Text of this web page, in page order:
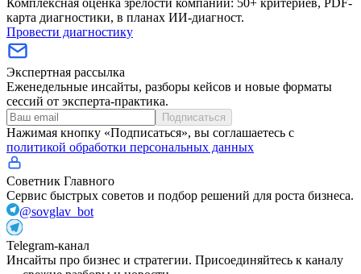
карта диагностики, в планах ИИ-диагност.
Провести диагностику
Экспертная рассылка
Еженедельные инсайты, разборы кейсов и новые форматы
сессий от эксперта-практика.
Подписаться
Нажимая кнопку «Подписаться», вы соглашаетесь с
политикой обработки персональных данных
Советник Главного
Сервис быстрых советов и подбор решений для роста бизнеса.
@sovglav_bot
Telegram-канал
Инсайты про бизнес и стратегии. Присоединяйтесь к каналу